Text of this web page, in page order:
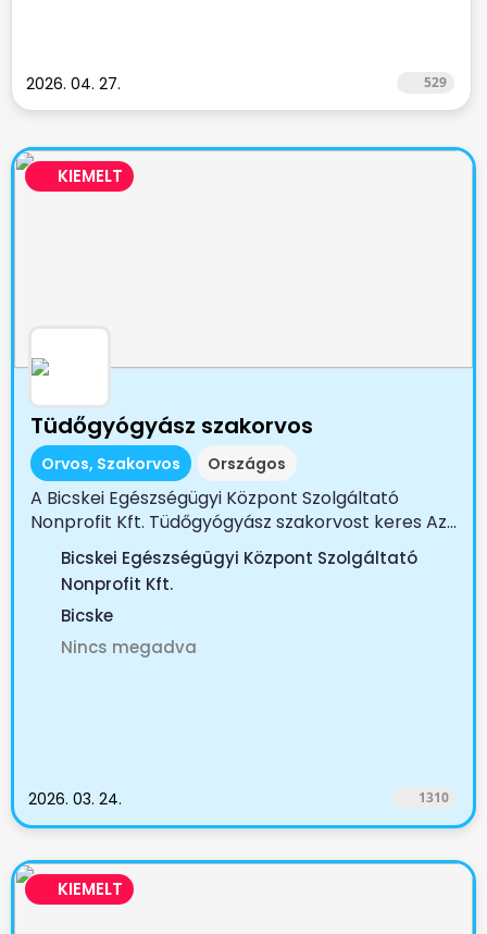
2026. 04. 27. 529
KIEMELT
Tüdőgyógyász szakorvos
Orvos, Szakorvos Országos
A Bicskei Egészségügyi Központ Szolgáltató
Nonprofit Kft. Tüdőgyógyász szakorvost keres Az...
Bicskei Egészségügyi Központ Szolgáltató
Nonprofit Kft.
Bicske
Nincs megadva
2026. 03. 24. 1310
KIEMELT